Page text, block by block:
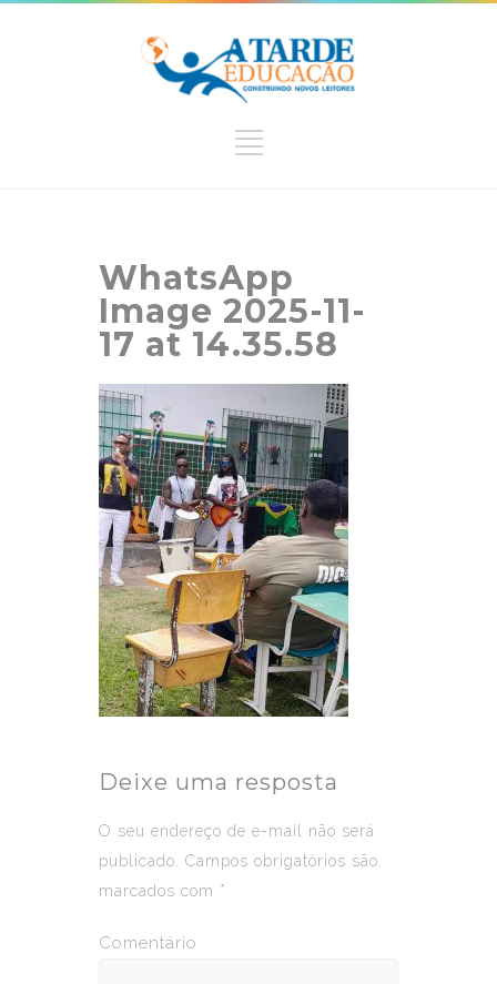
WhatsApp
Image 2025-11-
17 at 14.35.58
Deixe uma resposta
O seu endereço de e-mail não será
publicado.
Campos obrigatórios são
marcados com *
Comentário